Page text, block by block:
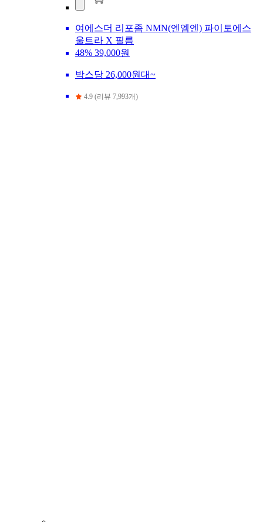
여에스더 리포좀 NMN(엔엠엔) 파이토에스
울트라 X 필름
48% 39,000원
박스당 26,000원대~
4.9 (리뷰 7,993개)